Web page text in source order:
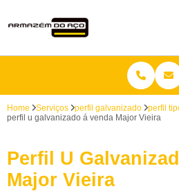
Home Serviços perfil galvanizado
perfil
perfil u galvanizado á venda Major Vieira
Perfil U
Major Vieira